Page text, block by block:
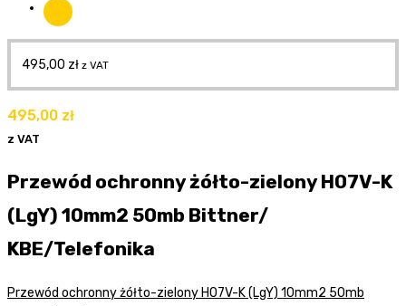
495,00 zł z VAT
495,00 zł
z VAT
Przewód ochronny żółto-zielony H07V-K
(LgY) 10mm2 50mb Bittner/
KBE/Telefonika
Przewód ochronny żółto-zielony H07V-K (LgY) 10mm2 50mb